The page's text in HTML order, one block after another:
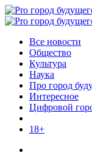
Menu
Поиск
Menu
Все новости
Общество
Культура
Наука
Про город
Интересное
Цифровой
18+